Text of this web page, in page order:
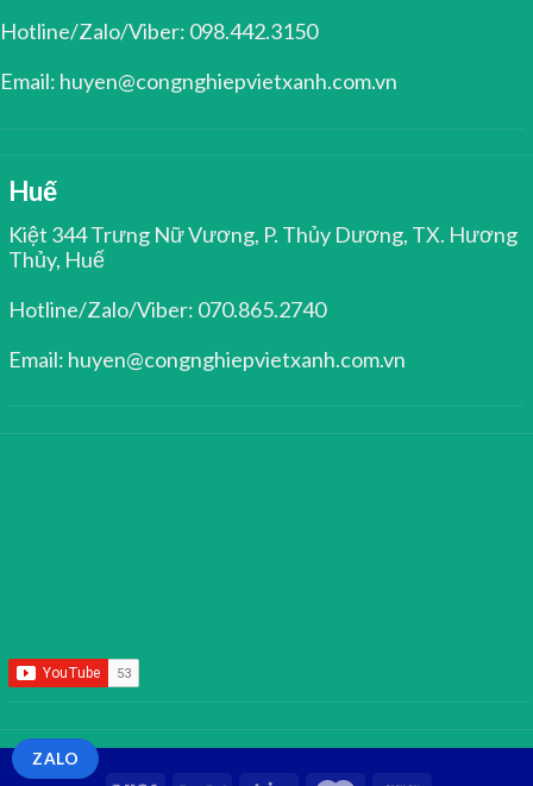
Hotline/Zalo/Viber: 098.442.3150
Email: huyen@congnghiepvietxanh.com.vn
Huế
Kiệt 344 Trưng Nữ Vương, P. Thủy Dương, TX. Hương
Thủy, Huế
Hotline/Zalo/Viber: 070.865.2740
Email: huyen@congnghiepvietxanh.com.vn
ZALO